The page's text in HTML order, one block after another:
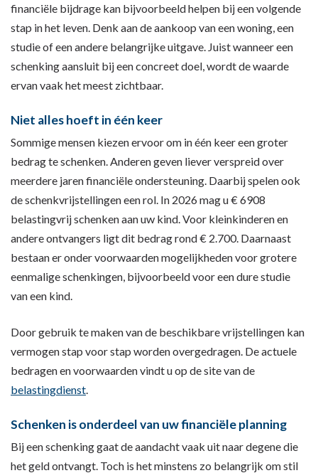
financiële bijdrage kan bijvoorbeeld helpen bij een volgende
stap in het leven. Denk aan de aankoop van een woning, een
studie of een andere belangrijke uitgave. Juist wanneer een
schenking aansluit bij een concreet doel, wordt de waarde
ervan vaak het meest zichtbaar.
Niet alles hoeft in één keer
Sommige mensen kiezen ervoor om in één keer een groter
bedrag te schenken. Anderen geven liever verspreid over
meerdere jaren financiële ondersteuning. Daarbij spelen ook
de schenkvrijstellingen een rol. In 2026 mag u € 6908
belastingvrij schenken aan uw kind. Voor kleinkinderen en
andere ontvangers ligt dit bedrag rond € 2.700. Daarnaast
bestaan er onder voorwaarden mogelijkheden voor grotere
eenmalige schenkingen, bijvoorbeeld voor een dure studie
van een kind.
Door gebruik te maken van de beschikbare vrijstellingen kan
vermogen stap voor stap worden overgedragen. De actuele
bedragen en voorwaarden vindt u op de site van de
belastingdienst
Schenken is onderdeel van uw financiële planning
Bij een schenking gaat de aandacht vaak uit naar degene die
het geld ontvangt. Toch is het minstens zo belangrijk om stil